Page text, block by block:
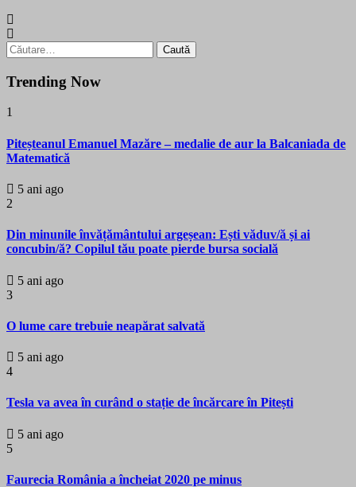
Caută
după:
Trending Now
1
Piteșteanul Emanuel Mazăre – medalie de aur la Balcaniada de
Matematică
5 ani ago
2
Din minunile învățământului argeșean: Ești văduv/ă și ai
concubin/ă? Copilul tău poate pierde bursa socială
5 ani ago
3
O lume care trebuie neapărat salvată
5 ani ago
4
Tesla va avea în curând o stație de încărcare în Pitești
5 ani ago
5
Faurecia România a încheiat 2020 pe minus